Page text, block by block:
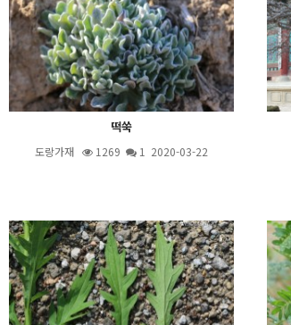
떡쑥
도랑가재 1269 1 2020-03-22